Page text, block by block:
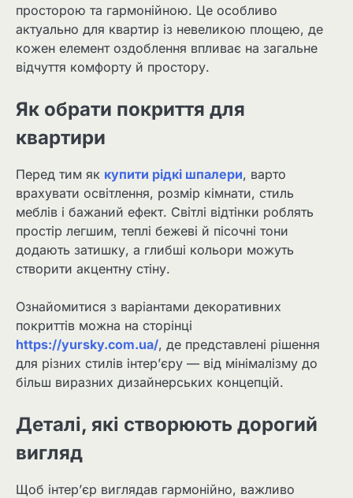
просторою та гармонійною. Це особливо
актуально для квартир із невеликою площею, де
кожен елемент оздоблення впливає на загальне
відчуття комфорту й простору.
Як обрати покриття для
квартири
Перед тим як купити рідкі шпалери, варто
врахувати освітлення, розмір кімнати, стиль
меблів і бажаний ефект. Світлі відтінки роблять
простір легшим, теплі бежеві й пісочні тони
додають затишку, а глибші кольори можуть
створити акцентну стіну.
Ознайомитися з варіантами декоративних
покриттів можна на сторінці
https://yursky.com.ua/, де представлені рішення
для різних стилів інтер’єру — від мінімалізму до
більш виразних дизайнерських концепцій.
Деталі, які створюють дорогий
вигляд
Щоб інтер’єр виглядав гармонійно, важливо